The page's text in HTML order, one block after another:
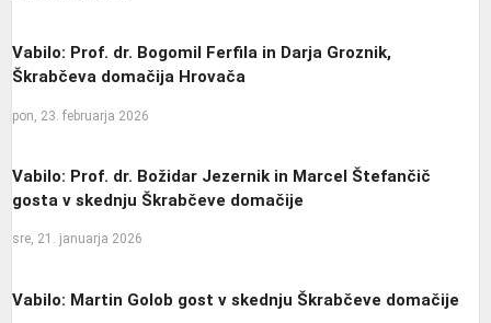
Vabilo: Prof. dr. Bogomil Ferfila in Darja Groznik,
Škrabčeva domačija Hrovača
pon, 23. februarja 2026
Vabilo: Prof. dr. Božidar Jezernik in Marcel Štefančič
gosta v skednju Škrabčeve domačije
sre, 21. januarja 2026
Vabilo: Martin Golob gost v skednju Škrabčeve domačije